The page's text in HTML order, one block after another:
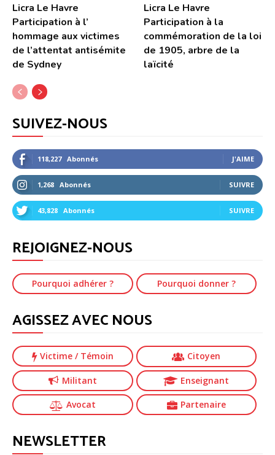
Licra Le Havre
Participation à l’
hommage aux victimes
de l’attentat antisémite
de Sydney
Licra Le Havre
Participation à la
commémoration de la loi
de 1905, arbre de la
laïcité
SUIVEZ-NOUS
118,227 Abonnés J'AIME
1,268 Abonnés SUIVRE
43,828 Abonnés SUIVRE
REJOIGNEZ-NOUS
Pourquoi adhérer ? Pourquoi donner ?
AGISSEZ AVEC NOUS
Victime / Témoin Citoyen
Militant Enseignant
Avocat Partenaire
NEWSLETTER